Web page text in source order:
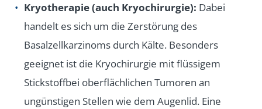
Kryotherapie (auch Kryochirurgie): Dabei
handelt es sich um die Zerstörung des
Basalzellkarzinoms durch Kälte. Besonders
geeignet ist die Kryochirurgie mit flüssigem
Stickstoffbei oberflächlichen Tumoren an
ungünstigen Stellen wie dem Augenlid. Eine